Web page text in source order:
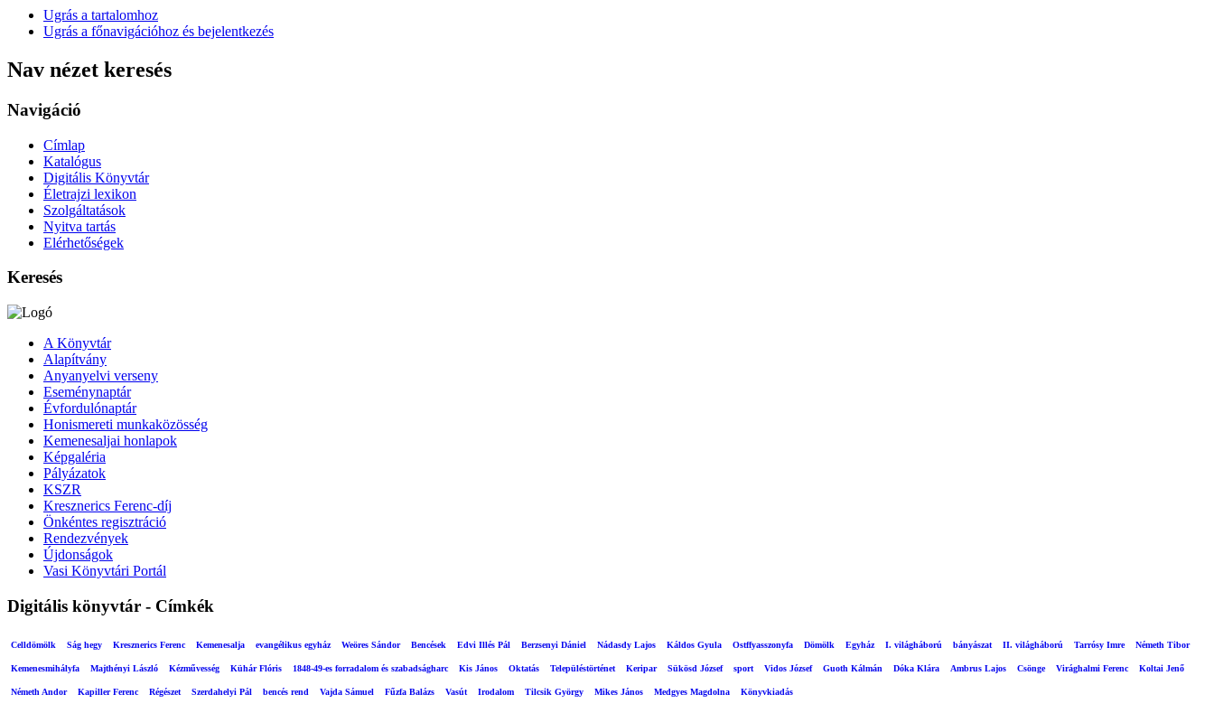
Ugrás a tartalomhoz
Ugrás a főnavigációhoz és bejelentkezés
Nav nézet keresés
Navigáció
Címlap
Katalógus
Digitális Könyvtár
Életrajzi lexikon
Szolgáltatások
Nyitva tartás
Elérhetőségek
Keresés
A Könyvtár
Alapítvány
Anyanyelvi verseny
Eseménynaptár
Évfordulónaptár
Honismereti munkaközösség
Kemenesaljai honlapok
Képgaléria
Pályázatok
KSZR
Kresznerics Ferenc-díj
Önkéntes regisztráció
Rendezvények
Újdonságok
Vasi Könyvtári Portál
Digitális könyvtár - Címkék
Celldömölk Ság hegy Kresznerics Ferenc Kemenesalja evangélikus egyház Weöres Sándor Bencések Edvi Illés Pál Berzsenyi Dániel Nádasdy Lajos Káldos Gyula Ostffyasszonyfa Dömölk Egyház I. világháború bányászat II. világháború Tarrósy Imre Németh Tibor
Kemenesmihályfa Majthényi László Kézművesség Kühár Flóris 1848-49-es forradalom és szabadságharc Kis János Oktatás Településtörténet Keripar Sükösd József sport Vidos József Guoth Kálmán Dóka Klára Ambrus Lajos Csönge Virághalmi Ferenc Koltai Jenő
Németh Andor Kapiller Ferenc Régészet Szerdahelyi Pál bencés rend Vajda Sámuel Fűzfa Balázs Vasút Irodalom Tilcsik György Mikes János Medgyes Magdolna Könyvkiadás